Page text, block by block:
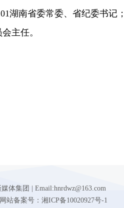
湖南省委常委、省纪委书记；
主任。
体集团 | Email:hnrdwz@163.com
站备案号：湘ICP备10020927号-1